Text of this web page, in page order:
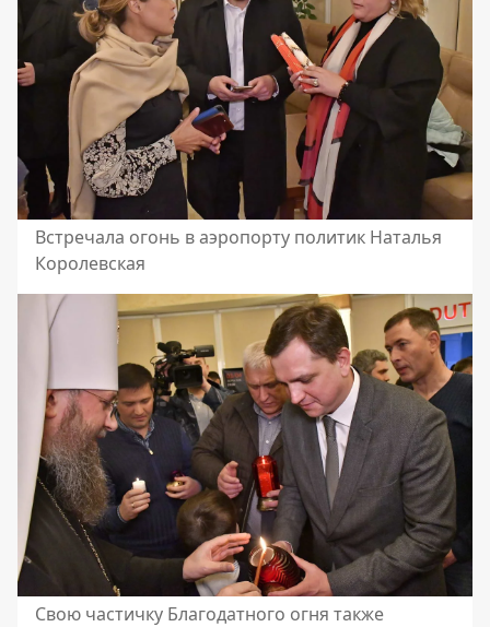
Встречала огонь в аэропорту политик Наталья
Королевская
Свою частичку Благодатного огня также